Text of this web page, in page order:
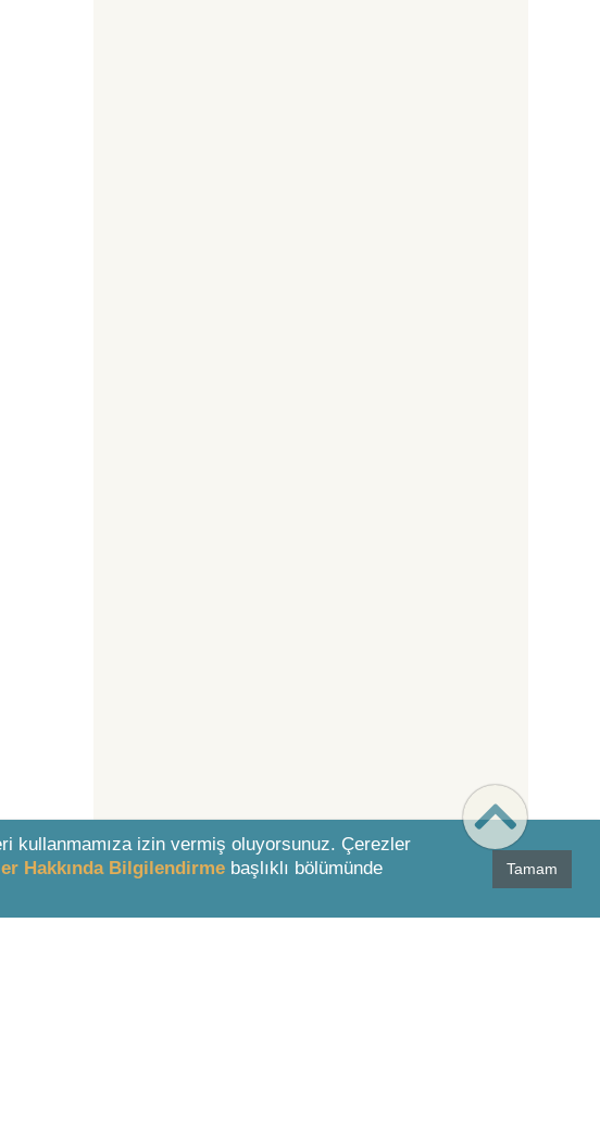
kullanmamıza izin vermiş oluyorsunuz. Çerezler
Hakkında Bilgilendirme başlıklı bölümünde
Tamam